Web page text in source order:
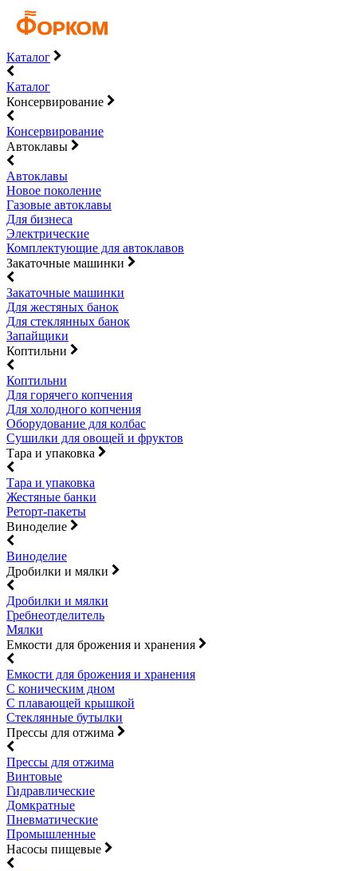
Каталог
Каталог
Консервирование
Консервирование
Автоклавы
Автоклавы
Новое поколение
Газовые автоклавы
Для бизнеса
Электрические
Комплектующие для автоклавов
Закаточные машинки
Закаточные машинки
Для жестяных банок
Для стеклянных банок
Запайщики
Коптильни
Коптильни
Для горячего копчения
Для холодного копчения
Оборудование для колбас
Сушилки для овощей и фруктов
Тара и упаковка
Тара и упаковка
Жестяные банки
Реторт-пакеты
Виноделие
Виноделие
Дробилки и мялки
Дробилки и мялки
Гребнеотделитель
Мялки
Емкости для брожения и хранения
Емкости для брожения и хранения
С коническим дном
С плавающей крышкой
Стеклянные бутылки
Прессы для отжима
Прессы для отжима
Винтовые
Гидравлические
Домкратные
Пневматические
Промышленные
Насосы пищевые